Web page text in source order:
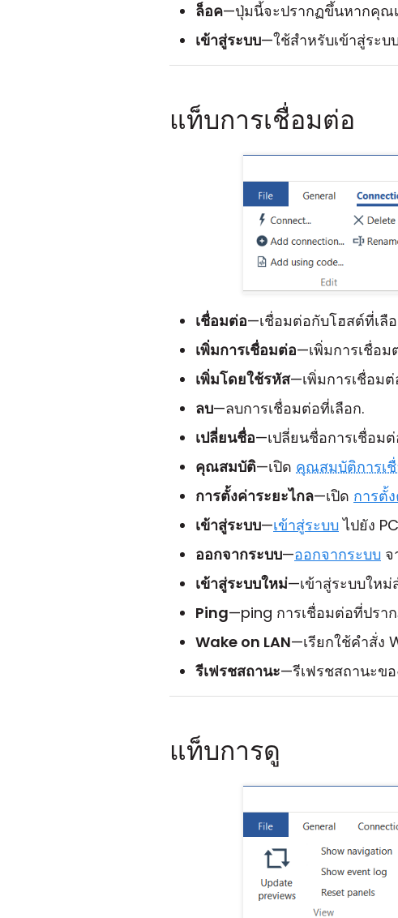
ล็อค—ปุ่มนี้จะปรากฏขึ้นหากคุณ
เข้าสู่ระบบ—ใช้สำหรับเข้าสู่ระบ
แท็บการเชื่อมต่อ
เชื่อมต่อ—เชื่อมต่อกับโฮสต์ที่เลื
เพิ่มการเชื่อมต่อ—เพิ่มการเชื่อ
เพิ่มโดยใช้รหัส—เพิ่มการเชื่อม
ลบ—ลบการเชื่อมต่อที่เลือก.
เปลี่ยนชื่อ—เปลี่ยนชื่อการเชื่อมต่
คุณสมบัติ—เปิด คุณสมบัติการเ
การตั้งค่าระยะไกล—เปิด การตั้
เข้าสู่ระบบ—เข้าสู่ระบบไปยัง
ออกจากระบบ—ออกจากระบบ จ
เข้าสู่ระบบใหม่—เข้าสู่ระบบใหม่
Ping—ping การเชื่อมต่อที่ปรา
Wake on LAN—เรียกใช้คำสั่ง
รีเฟรชสถานะ—รีเฟรชสถานะข
แท็บการดู